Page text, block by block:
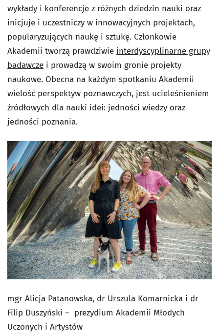
wykłady i konferencje z różnych dziedzin nauki oraz
inicjuje i uczestniczy w innowacyjnych projektach,
popularyzujących naukę i sztukę. Członkowie
Akademii tworzą prawdziwie interdyscyplinarne grupy
badawcze i prowadzą w swoim gronie projekty
naukowe. Obecna na każdym spotkaniu Akademii
wielość perspektyw poznawczych, jest ucieleśnieniem
źródłowych dla nauki idei: jedności wiedzy oraz
jedności poznania.
mgr Alicja Patanowska, dr Urszula Komarnicka i dr
Filip Duszyński – prezydium Akademii Młodych
Uczonych i Artystów